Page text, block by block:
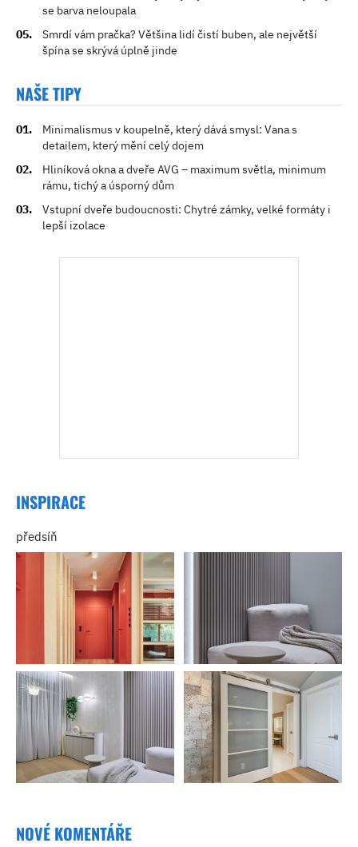
se barva neloupala
Smrdí vám pračka? Většina lidí čistí buben, ale největší
špína se skrývá úplně jinde
NAŠE TIPY
Minimalismus v koupelně, který dává smysl: Vana s
detailem, který mění celý dojem
Hliníková okna a dveře AVG – maximum světla, minimum
rámu, tichý a úsporný dům
Vstupní dveře budoucnosti: Chytré zámky, velké formáty i
lepší izolace
INSPIRACE
předsíň
NOVÉ KOMENTÁŘE